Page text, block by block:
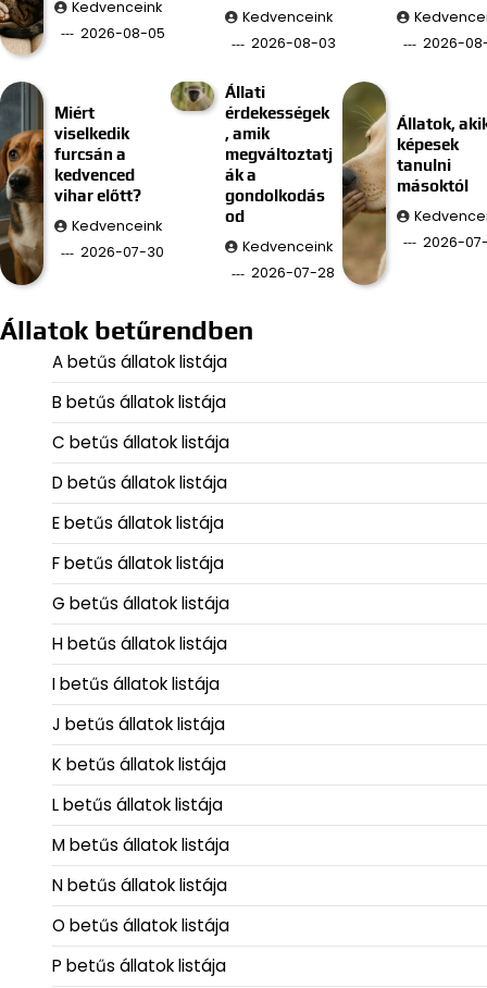
Kedvenceink
2026-08-05
Kedvenceink
2026-08-03
2026-
Miért
viselkedik
furcsán a
kedvenced
vihar előtt?
Kedvenceink
2026-07-30
Állati
érdekességek
, amik
megváltoztatj
ák a
gondolkodás
od
Kedvenceink
2026-07-28
Állatok,
képesek
tanulni
másoktól
2026-
Állatok betűrendben
A betűs állatok listája
B betűs állatok listája
C betűs állatok listája
D betűs állatok listája
E betűs állatok listája
F betűs állatok listája
G betűs állatok listája
H betűs állatok listája
I betűs állatok listája
J betűs állatok listája
K betűs állatok listája
L betűs állatok listája
M betűs állatok listája
N betűs állatok listája
O betűs állatok listája
P betűs állatok listája